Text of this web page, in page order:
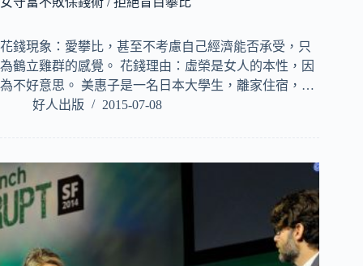
花錢現象：愛攀比，甚至不考慮自己經濟能否承受，只
為鶴立雞群的感覺。 花錢理由：虛榮是女人的本性，因
為不好意思。 美惠子是一名日本大學生，離家住宿，…
好人出版
2015-07-08